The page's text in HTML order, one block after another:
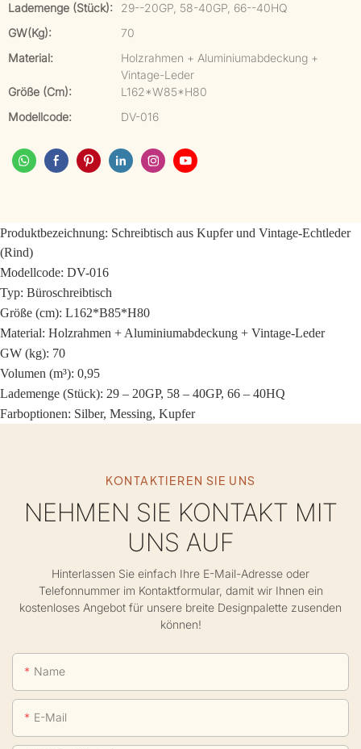
Lademenge (Stück):
29--20GP, 58-40GP, 66--40HQ
GW(kg):
70
Material:
Holzrahmen + Aluminiumabdeckung +
Vintage-Leder
Größe (cm):
L162*W85*H80
Modellcode:
DV-016
Produktbezeichnung: Schreibtisch aus Kupfer und Vintage-Echtleder
(Rind)
Modellcode: DV-016
Typ: Büroschreibtisch
Größe (cm): L162*B85*H80
Material: Holzrahmen + Aluminiumabdeckung + Vintage-Leder
GW (kg): 70
Volumen (m³): 0,95
Lademenge (Stück): 29 – 20GP, 58 – 40GP, 66 – 40HQ
Farboptionen: Silber, Messing, Kupfer
KONTAKTIEREN SIE UNS
NEHMEN SIE KONTAKT MIT
UNS AUF
Hinterlassen Sie einfach Ihre E-Mail-Adresse oder
Telefonnummer im Kontaktformular, damit wir Ihnen ein
kostenloses Angebot für unsere breite Designpalette zusenden
können!
Name
E-Mail